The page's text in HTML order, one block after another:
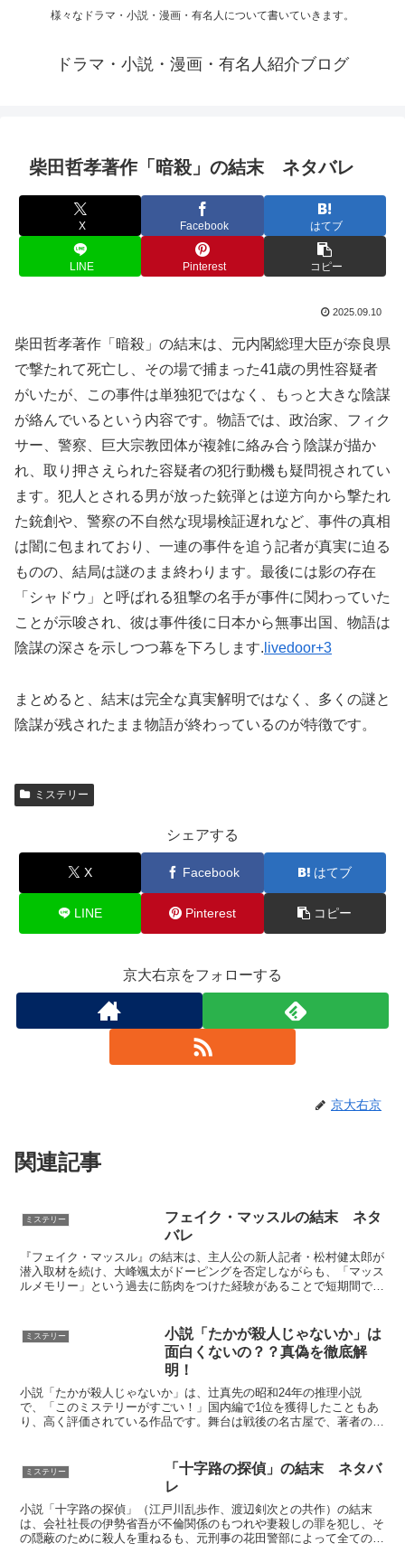
様々なドラマ・小説・漫画・有名人について書いていきます。
ドラマ・小説・漫画・有名人紹介ブログ
柴田哲孝著作「暗殺」の結末 ネタバレ
X Facebook はてブ
LINE Pinterest コピー
2025.09.10
柴田哲孝著作「暗殺」の結末は、元内閣総理大臣が奈良県
で撃たれて死亡し、その場で捕まった41歳の男性容疑者
がいたが、この事件は単独犯ではなく、もっと大きな陰謀
が絡んでいるという内容です。物語では、政治家、フィク
サー、警察、巨大宗教団体が複雑に絡み合う陰謀が描か
れ、取り押さえられた容疑者の犯行動機も疑問視されてい
ます。犯人とされる男が放った銃弾とは逆方向から撃たれ
た銃創や、警察の不自然な現場検証遅れなど、事件の真相
は闇に包まれており、一連の事件を追う記者が真実に迫る
ものの、結局は謎のまま終わります。最後には影の存在
「シャドウ」と呼ばれる狙撃の名手が事件に関わっていた
ことが示唆され、彼は事件後に日本から無事出国、物語は
陰謀の深さを示しつつ幕を下ろします. livedoor+3
まとめると、結末は完全な真実解明ではなく、多くの謎と
陰謀が残されたまま物語が終わっているのが特徴です。
ミステリー
シェアする
X Facebook はてブ
LINE Pinterest コピー
京大右京をフォローする
京大右京
関連記事
ミステリー
フェイク・マッスルの結末 ネタ
バレ
『フェイク・マッスル』の結末は、主人公の新人記者・松村健太郎が
潜入取材を続け、大峰颯太がドーピングを否定しながらも、「マッス
ルメモリー」という過去に筋肉をつけた経験があることで短期間で筋
ミステリー
小説「たかが殺人じゃないか」は
面白くないの？？真偽を徹底解
明！
小説「たかが殺人じゃないか」は、辻真先の昭和24年の推理小説
で、「このミステリーがすごい！」国内編で1位を獲得したこともあ
り、高く評価されている作品です。舞台は戦後の名古屋で、著者の体
ミステリー
「十字路の探偵」の結末 ネタバ
レ
小説「十字路の探偵」（江戸川乱歩作、渡辺剣次との共作）の結末
は、会社社長の伊勢省吾が不倫関係のもつれや妻殺しの罪を犯し、そ
の隠蔽のために殺人を重ねるも、元刑事の花田警部によって全ての真